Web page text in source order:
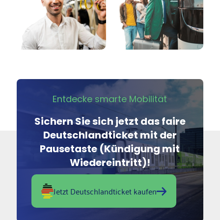
Entdecke smarte Mobilität
Sichern Sie sich jetzt das faire
Deutschlandticket mit der
Pausetaste (Kündigung mit
Wiedereintritt)!
Jetzt Deutschlandticket kaufen